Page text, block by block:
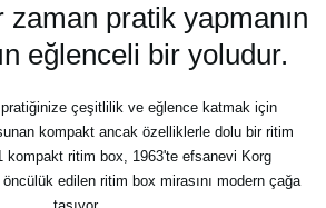
pratik yapmanın
eğlenceli bir yoludur.
çeşitlilik ve eğlence katmak için
kompakt ancak özelliklerle dolu bir ritim
kompakt ritim box, 1963'te efsanevi Korg
edilen ritim box mirasını modern çağa